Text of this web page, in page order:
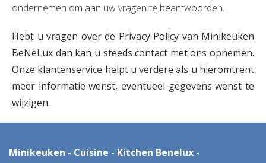
ondernemen om aan uw vragen te beantwoorden.
Hebt u vragen over de Privacy Policy van Minikeuken
BeNeLux dan kan u steeds contact met ons opnemen.
Onze klantenservice helpt u verdere als u hieromtrent
meer informatie wenst, eventueel gegevens wenst te
wijzigen.
Minikeuken - Cuisine - Kitchen Benelux -